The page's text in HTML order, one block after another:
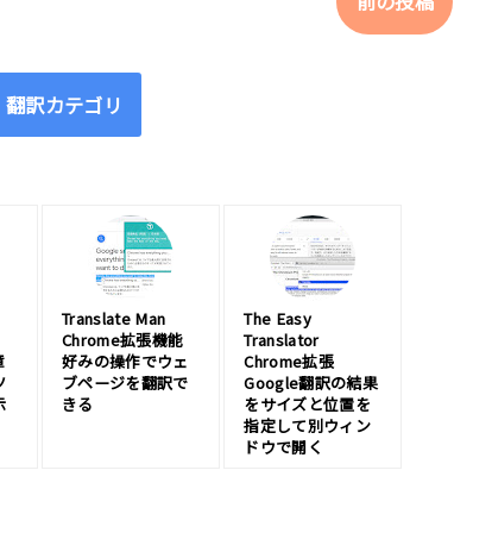
翻訳カテゴリ
Translate Man
Chrome拡張機能
好みの操作でウェ
ブページを翻訳で
きる
The Easy
Translator
Chrome拡張
Google翻訳の結果
をサイズと位置を
指定して別ウィン
ドウで開く